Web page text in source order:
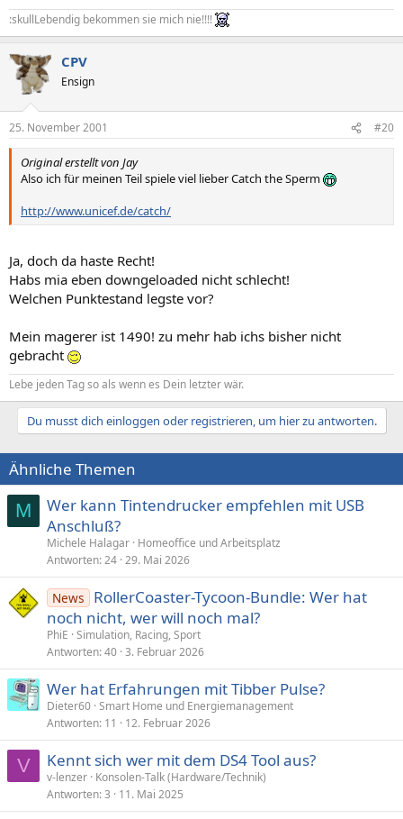
:skullLebendig bekommen sie mich nie!!!!
CPV
Ensign
25. November 2001 #20
Original erstellt von Jay
Also ich für meinen Teil spiele viel lieber Catch the Sperm
http://www.unicef.de/catch/
Ja, doch da haste Recht!
Habs mia eben downgeloaded nicht schlecht!
Welchen Punktestand legste vor?
Mein magerer ist 1490! zu mehr hab ichs bisher nicht
gebracht
Lebe jeden Tag so als wenn es Dein letzter wär.
Du musst dich einloggen oder registrieren, um hier zu antworten.
Ähnliche Themen
M
Wer kann Tintendrucker empfehlen mit USB
Anschluß?
Michele Halagar Homeoffice und Arbeitsplatz
Antworten 24 29. Mai 2026
News
RollerCoaster-Tycoon-Bundle: Wer hat
noch nicht, wer will noch mal?
PhiE Simulation, Racing, Sport
Antworten 40 3. Februar 2026
Wer hat Erfahrungen mit Tibber Pulse?
Dieter60 Smart Home und Energiemanagement
Antworten 11 12. Februar 2026
V Kennt sich wer mit dem DS4 Tool aus?
v-lenzer Konsolen-Talk (Hardware/Technik)
Antworten 3 11. Mai 2025